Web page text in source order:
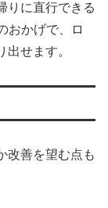
りに直行できる
おかげで、ロ
せます。
改善を望む点も